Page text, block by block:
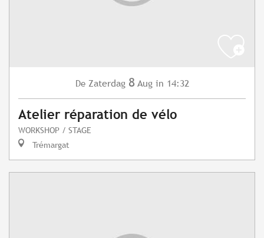
De Zaterdag 8 Aug in 14:32
Atelier réparation de vélo
WORKSHOP / STAGE
Trémargat